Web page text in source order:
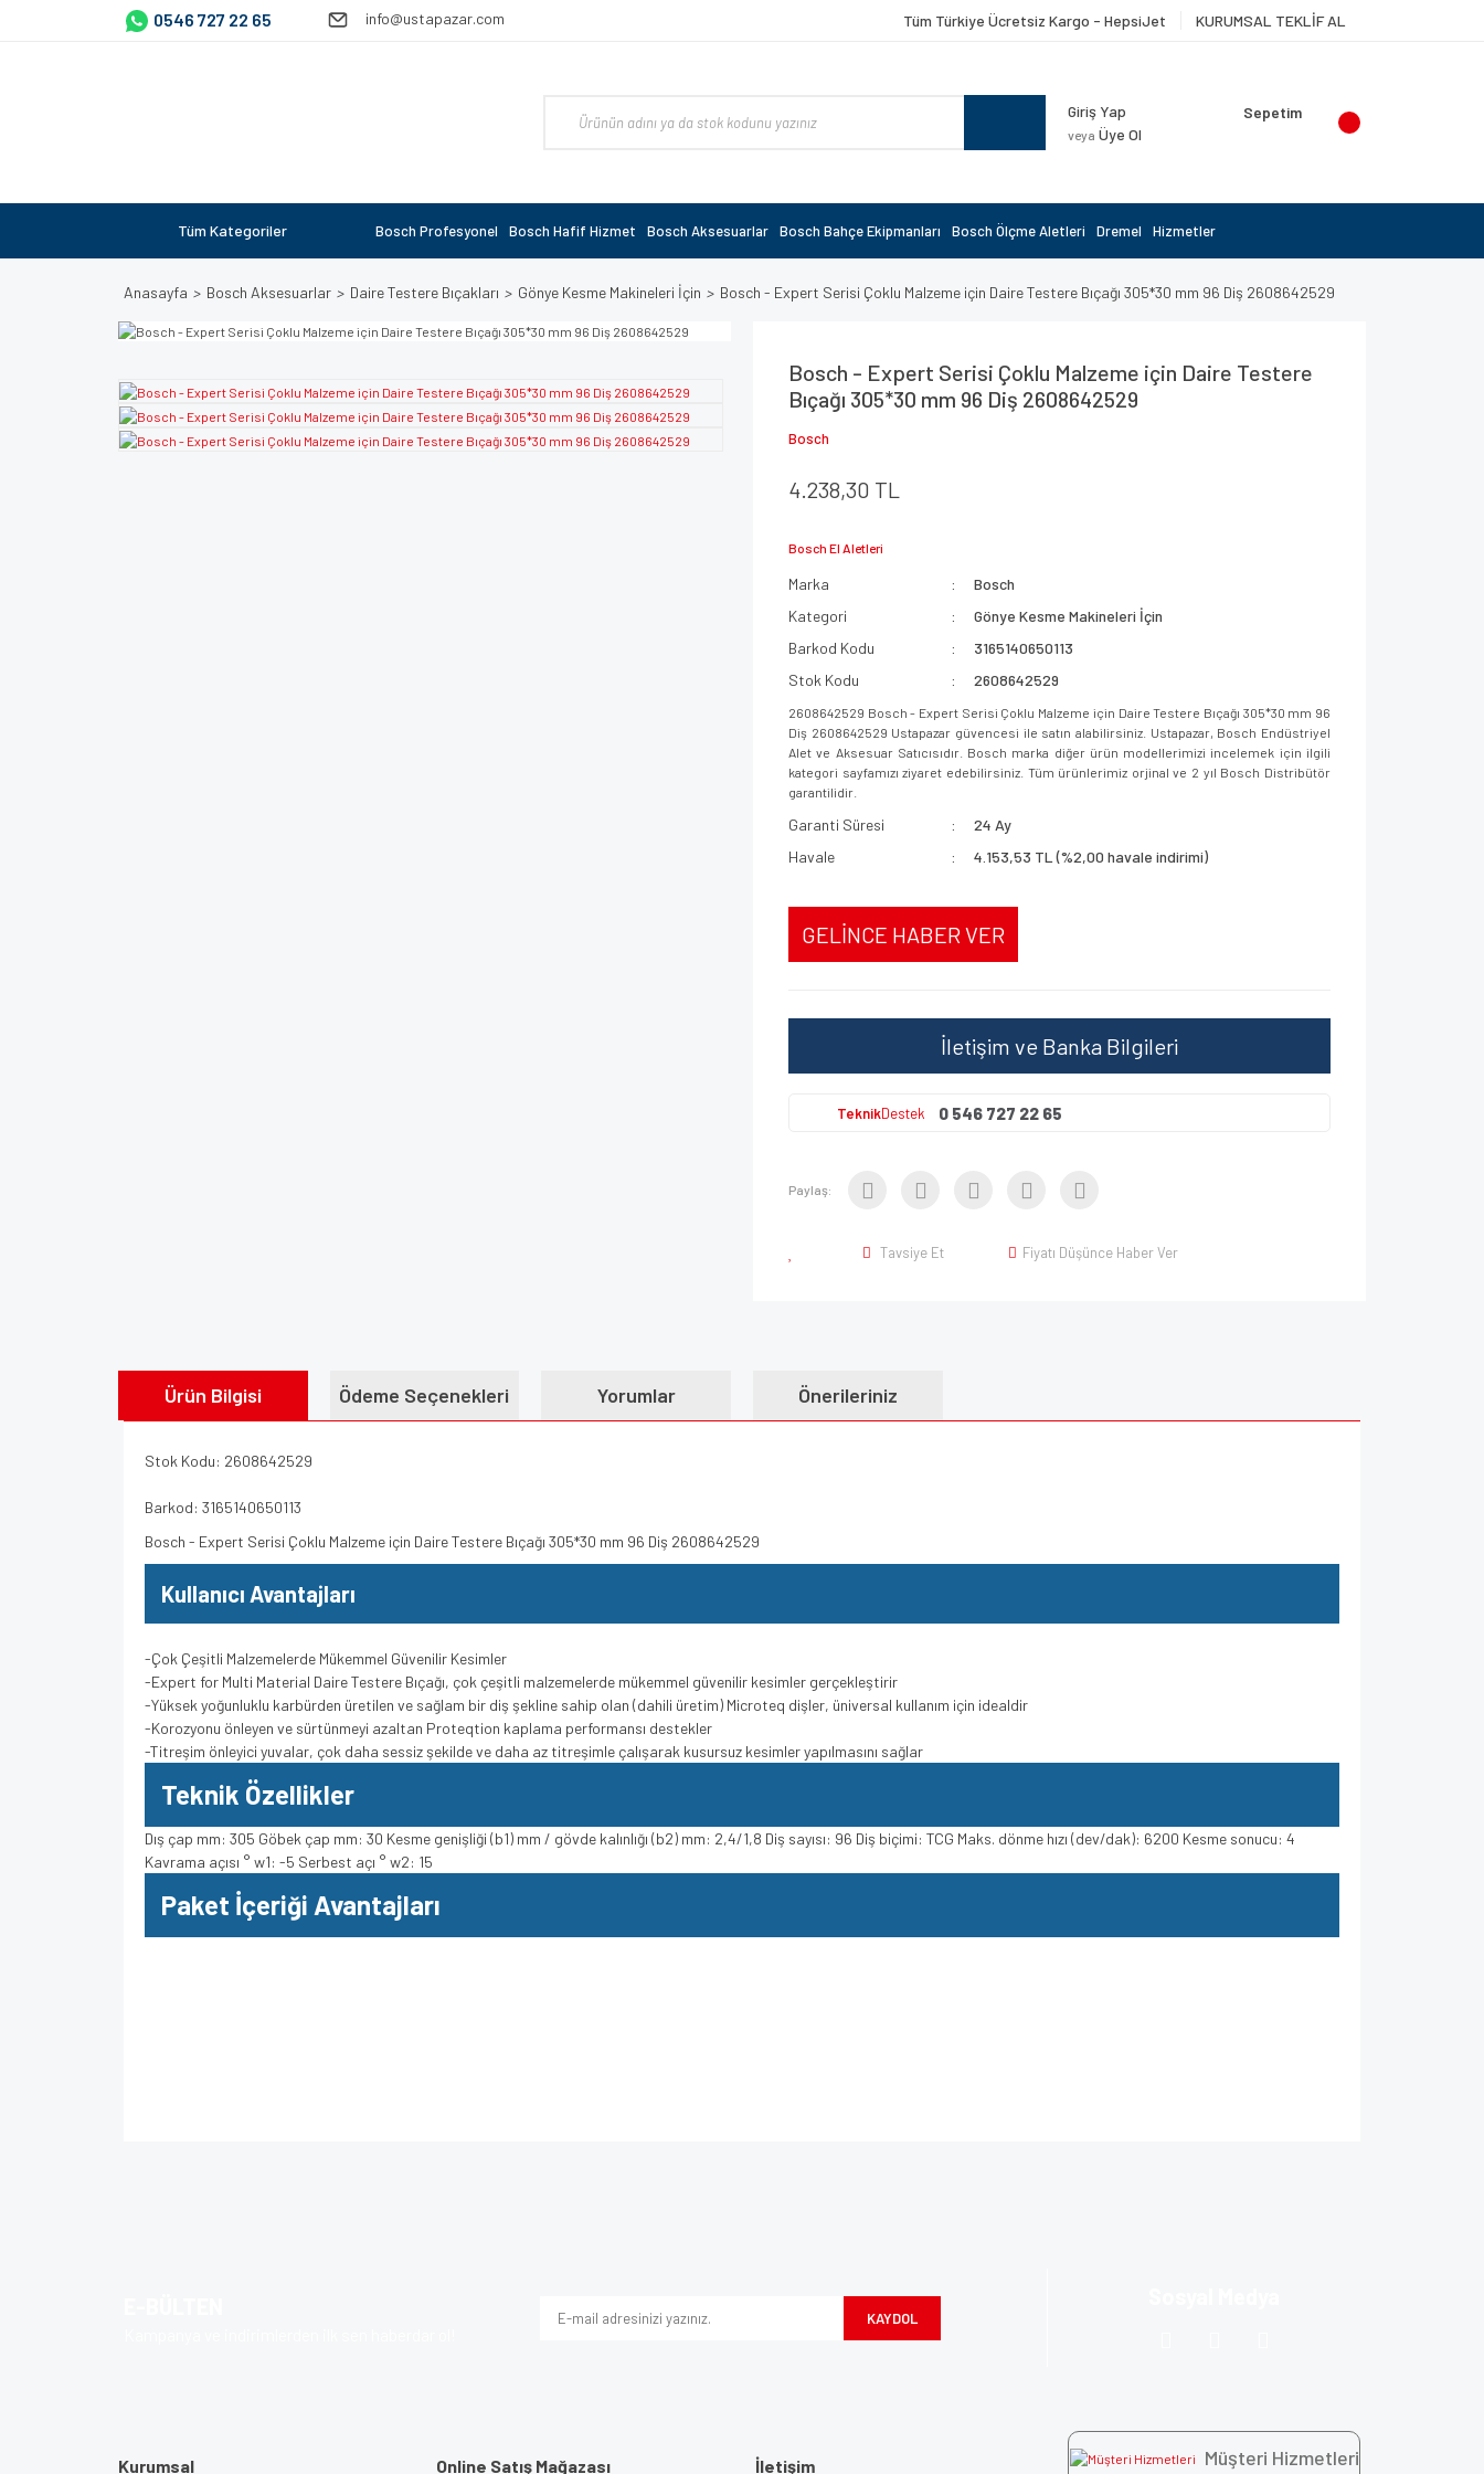
0546 727 22 65 info@ustapazar.com Tüm Türkiye Ücretsiz Kargo - HepsiJet KURUMSAL TEKLİF AL
Giriş Yap
veya Üye Ol
Sepetim
Tüm Kategoriler Bosch Profesyonel Bosch Hafif Hizmet Bosch Aksesuarlar Bosch Bahçe Ekipmanları Bosch Ölçme Aletleri Dremel Hizmetler
Anasayfa Bosch Aksesuarlar Daire Testere Bıçakları Gönye Kesme Makineleri İçin Bosch - Expert Serisi Çoklu Malzeme için Daire Testere Bıçağı 305*30 mm 96 Diş 2608642529
Bosch - Expert Serisi Çoklu Malzeme için Daire Testere
Bıçağı 305*30 mm 96 Diş 2608642529
Bosch
4.238,30 TL
Bosch El Aletleri
Marka
Bosch
Kategori
Gönye Kesme Makineleri İçin
Barkod Kodu
3165140650113
Stok Kodu
2608642529
2608642529 Bosch - Expert Serisi Çoklu Malzeme için Daire Testere Bıçağı 305*30 mm 96
Diş 2608642529 Ustapazar güvencesi ile satın alabilirsiniz. Ustapazar, Bosch Endüstriyel
Alet ve Aksesuar Satıcısıdır. Bosch marka diğer ürün modellerimizi incelemek için ilgili
kategori sayfamızı ziyaret edebilirsiniz. Tüm ürünlerimiz orjinal ve 2 yıl Bosch Distribütör
garantilidir.
Garanti Süresi
24 Ay
Havale
4.153,53 TL (%2,00 havale indirimi)
GELİNCE HABER VER
İletişim ve Banka Bilgileri
TeknikDestek 0 546 727 22 65
Paylaş:
Tavsiye Et Fiyatı Düşünce Haber Ver
Ürün Bilgisi Ödeme Seçenekleri Yorumlar Önerileriniz
Stok Kodu: 2608642529
Barkod: 3165140650113
Bosch - Expert Serisi Çoklu Malzeme için Daire Testere Bıçağı 305*30 mm 96 Diş 2608642529
Kullanıcı Avantajları
-Çok Çeşitli Malzemelerde Mükemmel Güvenilir Kesimler
-Expert for Multi Material Daire Testere Bıçağı, çok çeşitli malzemelerde mükemmel güvenilir kesimler gerçekleştirir
-Yüksek yoğunluklu karbürden üretilen ve sağlam bir diş şekline sahip olan (dahili üretim) Microteq dişler, üniversal kullanım için idealdir
-Korozyonu önleyen ve sürtünmeyi azaltan Proteqtion kaplama performansı destekler
-Titreşim önleyici yuvalar, çok daha sessiz şekilde ve daha az titreşimle çalışarak kusursuz kesimler yapılmasını sağlar
Teknik Özellikler
Dış çap mm: 305 Göbek çap mm: 30 Kesme genişliği (b1) mm / gövde kalınlığı (b2) mm: 2,4/1,8 Diş sayısı: 96 Diş biçimi: TCG Maks. dönme hızı (dev/dak): 6200 Kesme sonucu: 4
Kavrama açısı ° w1: -5 Serbest açı ° w2: 15
Paket İçeriği Avantajları
KAYDOL
Kurumsal Online Satış Mağazası İletişim Müşteri Hizmetleri